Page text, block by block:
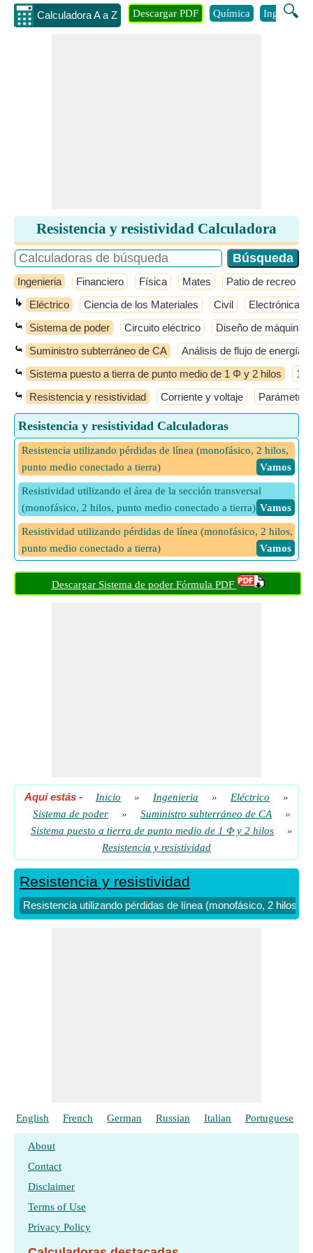
Calculadora A a Z 🔍
Descargar PDF Química Ingenieria
Resistencia y resistividad Calculadora
Ingenieria Financiero Física Mates Patio de recreo
↳ Eléctrico Ciencia de los Materiales Civil Electrónica
⤿ Sistema de poder Circuito eléctrico Diseño de máquinas
⤿ Suministro subterráneo de CA Análisis de flujo de energía
⤿ Sistema puesto a tierra de punto medio de 1 Φ y 2 hilos 1
⤿ Resistencia y resistividad Corriente y voltaje
Resistencia y resistividad Calculadoras
Resistencia utilizando pérdidas de línea (monofásico, 2 hilos,
punto medio conectado a tierra)
​ Vamos
Resistividad utilizando el área de la sección transversal
(monofásico, 2 hilos, punto medio conectado a tierra) ​ Vamos
Resistividad utilizando pérdidas de línea (monofásico, 2 hilos,
punto medio conectado a tierra)
​ Vamos
Descargar Sistema de poder Fórmula PDF
Aquí estás - Inicio » Ingenieria » Eléctrico
»
Sistema de poder
» Suministro subterráneo de CA
»
Sistema puesto a tierra de punto medio de 1 Φ y 2 hilos
»
Resistencia y resistividad
Resistencia y resistividad
Resistencia utilizando pérdidas de línea (monofásico, 2 hilos,
English French German Russian Italian Portuguese
About
Contact
Disclaimer
Terms of Use
Privacy Policy